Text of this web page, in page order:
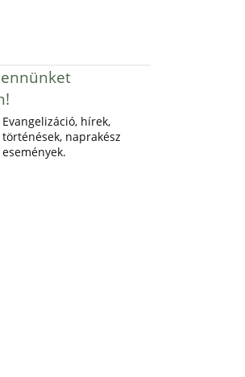
Evangelizáció, hírek,
történések, naprakész
események.